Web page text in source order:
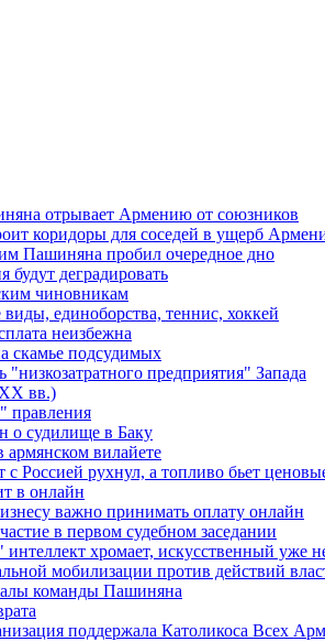
отрывает Армению от союзников
коридоры для соседей в ущерб
Пашиняна пробил очередное дно
деградировать
чиновникам
единоборства, теннис, хоккей
неизбежна
скамье подсудимых
предприятия" Запада
вв.)
правления
о судилище в Баку
армянском вилайете
Россией рухнул, а топливо бьет
в онлайн
важно принимать оплату онлайн
в первом судебном заседании
хромает, искусственный уже
мобилизации против действий
команды Пашиняна
поддержала Католикоса Всех